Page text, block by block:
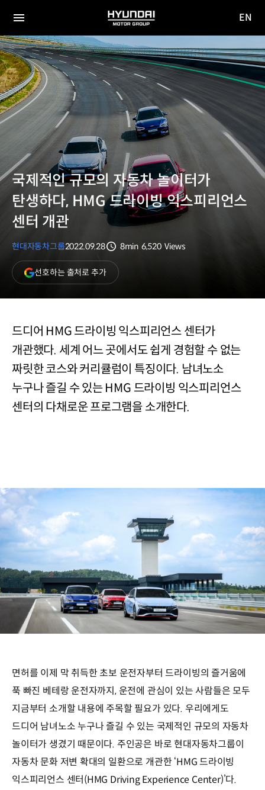
전체
메뉴
HYUNDAI
MOTOR
GROUP
이동
EN
국제적인 규모의 자동차 놀이터가
탄생하다, HMG 드라이빙 익스피리언스
센터 개관
현대자동차그룹2022.09.28
8min 6,520 Views
선호하는 출처로 추가(새
창
열림)
드디어 HMG 드라이빙 익스피리언스 센터가
개관했다. 세계 어느 곳에서도 쉽게 경험할 수 없는
짜릿한 코스와 커리큘럼이 특징이다. 남녀노소
누구나 즐길 수 있는 HMG 드라이빙 익스피리언스
센터의 다채로운 프로그램을 소개한다.
면허를 이제 막 취득한 초보 운전자부터 드라이빙의 즐거움에
푹 빠진 베테랑 운전자까지, 운전에 관심이 있는 사람들은 모두
지금부터 소개할 내용에 주목할 필요가 있다. 우리에게도
드디어 남녀노소 누구나 즐길 수 있는 국제적인 규모의 자동차
놀이터가 생겼기 때문이다. 주인공은 바로 현대자동차그룹이
자동차 문화 저변 확대의 일환으로 개관한 ‘HMG 드라이빙
익스피리언스 센터(HMG Driving Experience Center)’다.